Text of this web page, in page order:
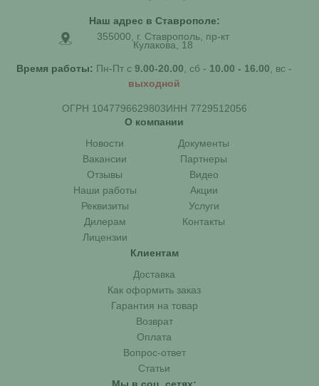
Наш адрес в Ставрополе:
355000, г. Ставрополь, пр-кт
Кулакова, 18
Время работы: Пн-Пт с 9.00-20.00, сб - 10.00 - 16.00, вс -
выходной
ОГРН 1047796629803ИНН 7729512056
О компании
Новости
Документы
Вакансии
Партнеры
Отзывы
Видео
Наши работы
Акции
Реквизиты
Услуги
Дилерам
Контакты
Лицензии
Клиентам
Доставка
Как оформить заказ
Гарантия на товар
Возврат
Оплата
Вопрос-ответ
Статьи